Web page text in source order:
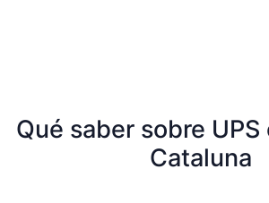
Qué saber sobre UPS
Cataluna